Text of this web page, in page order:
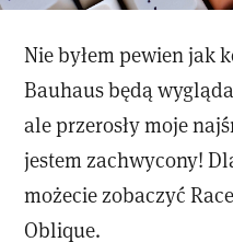
Nie byłem pewien jak
Bauhaus będą
ale przerosły moje
jestem zachwycony!
możecie zobaczyć
Oblique.